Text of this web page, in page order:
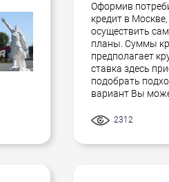
Оформив
кредит в
осуществить
планы. Суммы
предполагает
ставка здесь
подобрать
вариант Вы
2312